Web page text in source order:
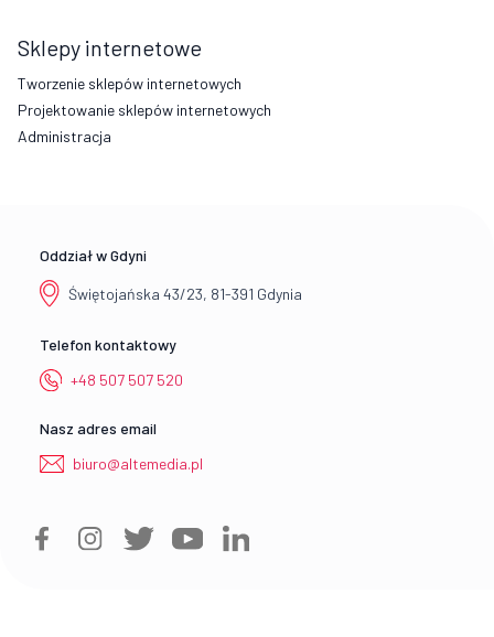
Sklepy internetowe
Tworzenie sklepów internetowych
Projektowanie sklepów internetowych
Administracja
Oddział w Gdyni
Świętojańska 43/23, 81-391 Gdynia
Telefon kontaktowy
+48 507 507 520
Nasz adres email
biuro@altemedia.pl